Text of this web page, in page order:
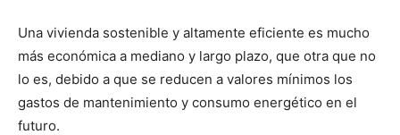
Una vivienda sostenible y altamente eficiente es mucho
más económica a mediano y largo plazo, que otra que no
lo es, debido a que se reducen a valores mínimos los
gastos de mantenimiento y consumo energético en el
futuro.